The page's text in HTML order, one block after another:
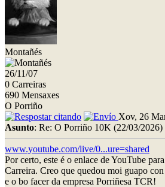
Montañés
26/11/07
0 Carreiras
690 Mensaxes
O Porriño
Xov, 26
Asunto: Re: O Porriño 10K (22/03/2026)
www.youtube.com/live/0...ure=shared
Por certo, este é o enlace de YouTube
Carreira. Creo que quedou moi guapo
e o bo facer da empresa Porriñesa TCR!